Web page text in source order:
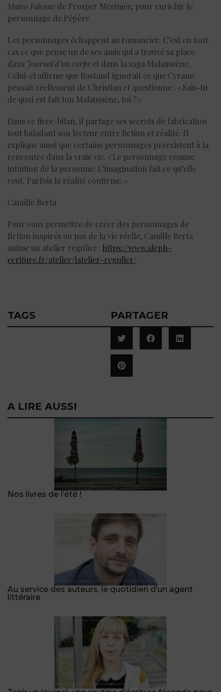
Mateo Falcone de Prosper Mérimée, pour enrichir le
personnage de Pépère.
Les personnages échappent au romancier. C’est en tout
cas ce que pense un de ses amis qui a trouvé sa place
dans Journal d’un corps et dans la saga Malaussène.
Celui-ci affirme que Rostand ignorait ce que Cyrano
pensait réellement de Christian et questionne : « Sais-tu
de quoi est fait ton Malaussène, toi ? »
Dans ce livre-bilan, il partage ses secrets de fabrication
tout baladant son lecteur entre fiction et réalité. Il
explique aussi que certains personnages préexistent à la
rencontre dans la vraie vie. « Le personnage comme
intuition de la personne. L’imagination fait ce qu’elle
veut. Parfois la réalité confirme. »
Camille Berta
Pour vous permettre de créer des personnages de
fiction inspirés ou pas de la vie réelle, Camille Berta
anime un atelier régulier : https://www.aleph-
ecriture.fr/atelier/latelier-regulier/
TAGS PARTAGER
A LIRE AUSSI
Nos livres de l’été !
Au service des auteurs, le quotidien d’un agent
littéraire